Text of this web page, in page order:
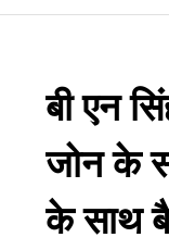
बी एन
जोन के
के साथ